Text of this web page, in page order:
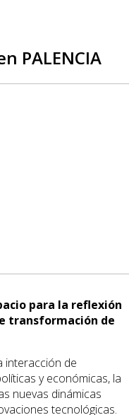
PALENCIA
para la reflexión
transformación de
interacción de
y económicas, la
nuevas dinámicas
tecnológicas.